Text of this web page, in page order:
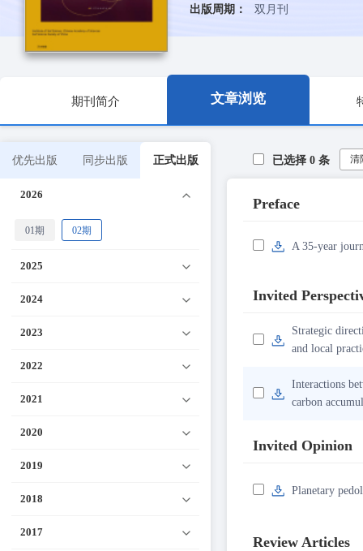
出版周期：
双月刊
期刊简介 文章浏览
优先出版 同步出版 正式出版
2026
01期 02期
2025
2024
2023
2022
2021
2020
2019
2018
2017
已选择 0 条 清
Preface
A 35-year
Invited
Strategic
and local
Interactions
carbon
Invited Opinion
Planetary
Review Articles